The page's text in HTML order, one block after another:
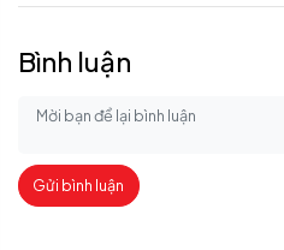
Bình luận
Gửi bình luận